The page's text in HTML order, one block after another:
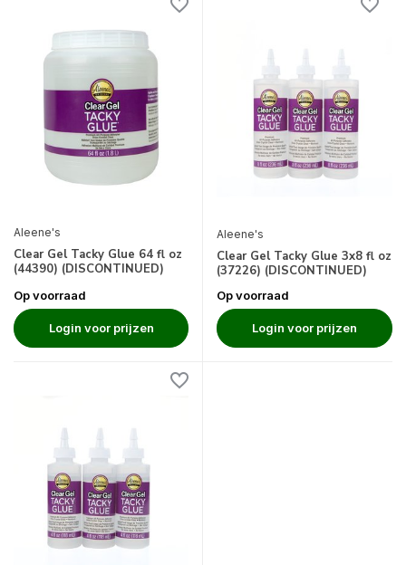
Aleene's
Clear Gel Tacky Glue 64 fl oz
(44390) (DISCONTINUED)
Op voorraad
Login voor prijzen
Aleene's
Clear Gel Tacky Glue 3x8 fl oz
(37226) (DISCONTINUED)
Op voorraad
Login voor prijzen